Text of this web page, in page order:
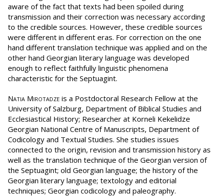
aware of the fact that texts had been spoiled during
transmission and their correction was necessary according
to the credible sources. However, these credible sources
were different in different eras. For correction on the one
hand different translation technique was applied and on the
other hand Georgian literary language was developed
enough to reflect faithfully linguistic phenomena
characteristic for the Septuagint.
Natia Mirotadze is a Postdoctoral Research Fellow at the
University of Salzburg, Department of Biblical Studies and
Ecclesiastical History; Researcher at Korneli Kekelidze
Georgian National Centre of Manuscripts, Department of
Codicology and Textual Studies. She studies issues
connected to the origin, revision and transmission history as
well as the translation technique of the Georgian version of
the Septuagint; old Georgian language; the history of the
Georgian literary language; textology and editorial
techniques; Georgian codicology and paleography.